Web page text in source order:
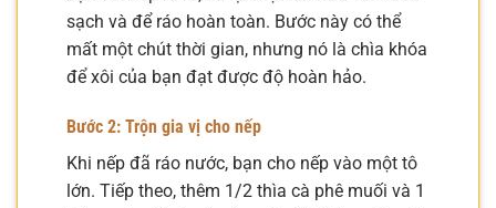
sạch và để ráo hoàn toàn. Bước này có thể
mất một chút thời gian, nhưng nó là chìa khóa
để xôi của bạn đạt được độ hoàn hảo.
Bước 2: Trộn gia vị cho nếp
Khi nếp đã ráo nước, bạn cho nếp vào một tô
lớn. Tiếp theo, thêm 1/2 thìa cà phê muối và 1